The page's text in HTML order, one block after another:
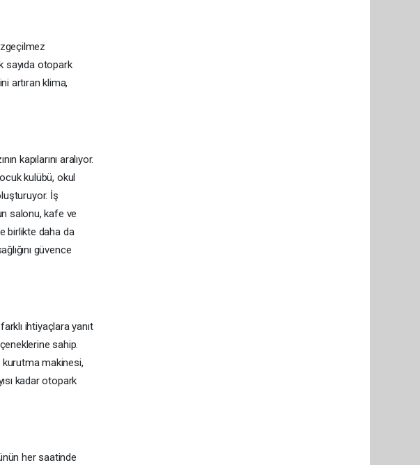
sayıda otopark
artıran klima,
kapılarını aralıyor.
kulübü, okul
İş
salonu, kafe ve
birlikte daha da
güvence
ihtiyaçlara yanıt
sahip.
kurutma makinesi,
kadar otopark
her saatinde